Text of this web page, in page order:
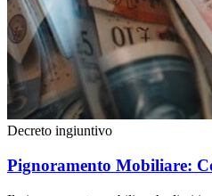
Decreto ingiuntivo
Pignoramento Mobiliare: